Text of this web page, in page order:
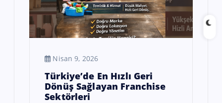
Nisan 9, 2026
Türkiye’de En Hızlı Geri
Dönüş Sağlayan Franchise
Sektörleri